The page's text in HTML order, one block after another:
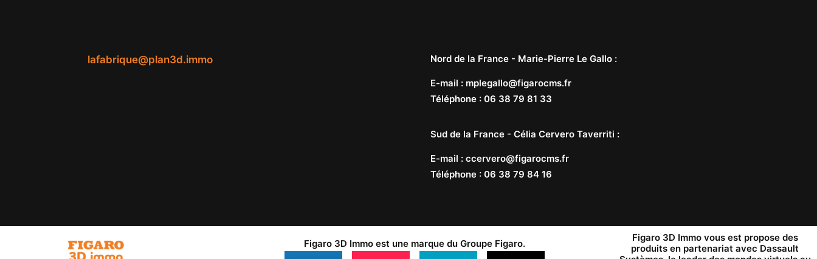
lafabrique@plan3d.immo Nord de la France - Marie-Pierre Le Gallo :
E-mail : mplegallo@figarocms.fr
Téléphone : 06 38 79 81 33
Sud de la France - Célia Cervero Taverriti :
E-mail : ccervero@figarocms.fr
Téléphone : 06 38 79 84 16
Figaro 3D Immo est une marque du Groupe Figaro.
Figaro 3D Immo vous est propose des
produits en partenariat avec Dassault